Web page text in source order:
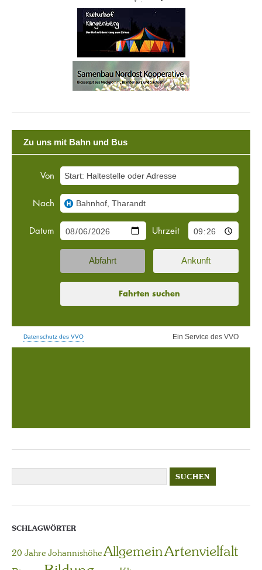
SCHLAGWÖRTER
20 Jahre JohannishöheAllgemeinArtenvielfalt